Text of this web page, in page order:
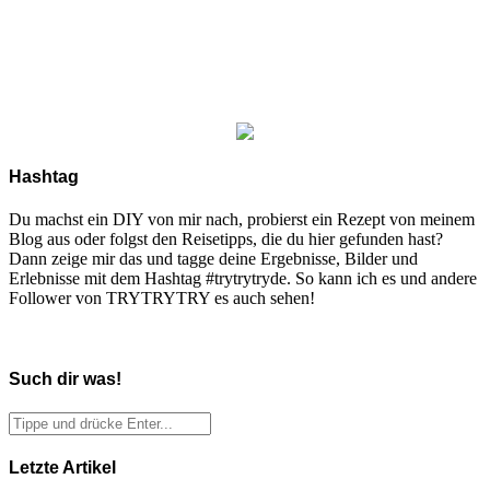
Hashtag
Du machst ein DIY von mir nach, probierst ein Rezept von meinem
Blog aus oder folgst den Reisetipps, die du hier gefunden hast?
Dann zeige mir das und tagge deine Ergebnisse, Bilder und
Erlebnisse mit dem Hashtag #trytrytryde. So kann ich es und andere
Follower von TRYTRYTRY es auch sehen!
Such dir was!
Letzte Artikel